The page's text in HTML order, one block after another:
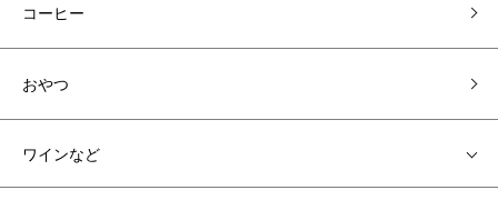
コーヒー
おやつ
ワインなど